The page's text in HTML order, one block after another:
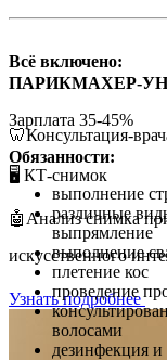
Всё включено:
🦷Консультация-
🖥️ КТ-снимок
🤖Анализ снимка
искусственного
Узнать подробнее
ПАРИКМАХЕР-
Зарплата 35-45%
Обязанности:
выполнение
различные
выпрямление
выполнение
плетение кос
проведение
волосами
дезинфекция и